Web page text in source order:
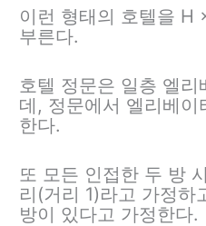
이런 형태의 호텔을 H
부른다.
호텔 정문은 일층 엘
데, 정문에서 엘리베이
한다.
또 모든 인접한 두 방
리(거리 1)라고 가정하
방이 있다고 가정한다.